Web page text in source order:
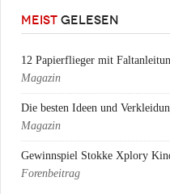
MEIST GELESEN
12 Papierflieger mit
Magazin
Die besten Ideen und
Magazin
Gewinnspiel Stokke Xplory
Forenbeitrag